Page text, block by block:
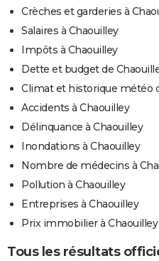
Crèches et garderies à
Salaires à Chaouilley
Impôts à Chaouilley
Dette et budget de
Climat et historique météo
Accidents à Chaouilley
Délinquance à Chaouilley
Inondations à Chaouilley
Nombre de médecins à
Pollution à Chaouilley
Entreprises à Chaouilley
Prix immobilier à Chaouilley
Tous les résultats